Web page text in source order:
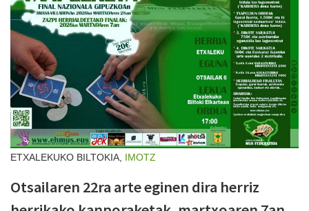
ETXALEKUKO BILTOKIA, IMOTZ
Otsailaren 22ra arte eginen dira herriz